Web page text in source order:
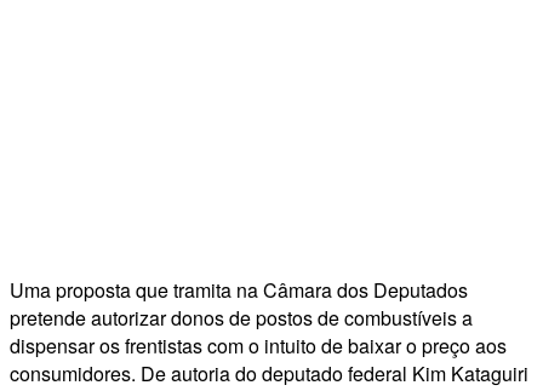
Uma proposta que tramita na Câmara dos Deputados
pretende autorizar donos de postos de combustíveis a
dispensar os frentistas com o intuito de baixar o preço aos
consumidores. De autoria do deputado federal Kim Kataguiri